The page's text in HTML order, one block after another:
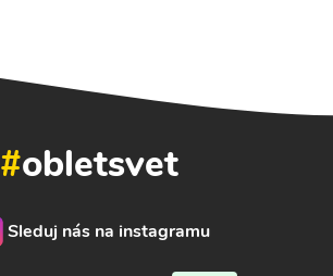
#obletsvet
Sleduj nás na instagramu